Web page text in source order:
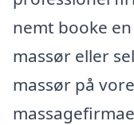
nemt booke
massør eller
massør på